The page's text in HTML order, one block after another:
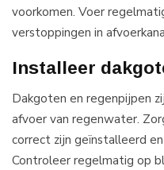
voorkomen. Voer
verstoppingen in
Installeer
Dakgoten en regenpijpen
afvoer van regenwater.
correct zijn geïnstalleerd
Controleer regelmatig op